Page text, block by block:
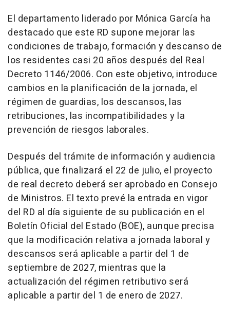
El departamento liderado por Mónica García ha
destacado que este RD supone mejorar las
condiciones de trabajo, formación y descanso de
los residentes casi 20 años después del Real
Decreto 1146/2006. Con este objetivo, introduce
cambios en la planificación de la jornada, el
régimen de guardias, los descansos, las
retribuciones, las incompatibilidades y la
prevención de riesgos laborales.
Después del trámite de información y audiencia
pública, que finalizará el 22 de julio, el proyecto
de real decreto deberá ser aprobado en Consejo
de Ministros. El texto prevé la entrada en vigor
del RD al día siguiente de su publicación en el
Boletín Oficial del Estado (BOE), aunque precisa
que la modificación relativa a jornada laboral y
descansos será aplicable a partir del 1 de
septiembre de 2027, mientras que la
actualización del régimen retributivo será
aplicable a partir del 1 de enero de 2027.